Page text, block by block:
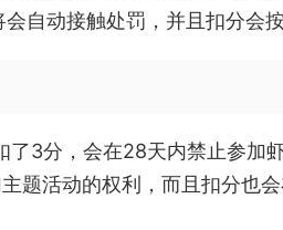
自动接触处罚，并且扣分会按
3分，会在28天内禁止参加
题活动的权利，而且扣分也